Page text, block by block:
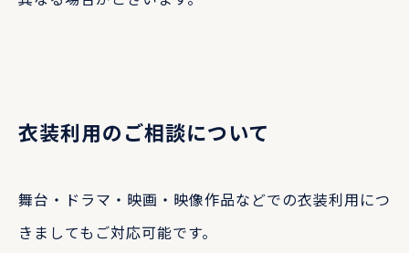
衣装利用のご相談について
舞台・ドラマ・映画・映像作品などでの衣装利用につ
きましてもご対応可能です。